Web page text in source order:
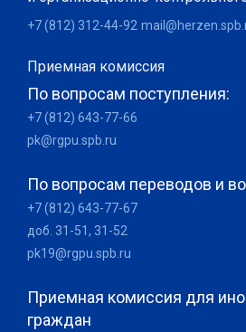
+7 (812) 312-44-92
Приемная комиссия
По вопросам поступления:
+7 (812) 643-77-66
pk@rgpu.spb.ru
По вопросам переводов и
+7 (812) 643-77-67
доб. 31-51, 31-52
pk19@rgpu.spb.ru
Приемная комиссия для
граждан